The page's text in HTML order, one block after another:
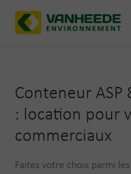
Conteneur ASP
: location pour
commerciaux
Faites votre choix parmi